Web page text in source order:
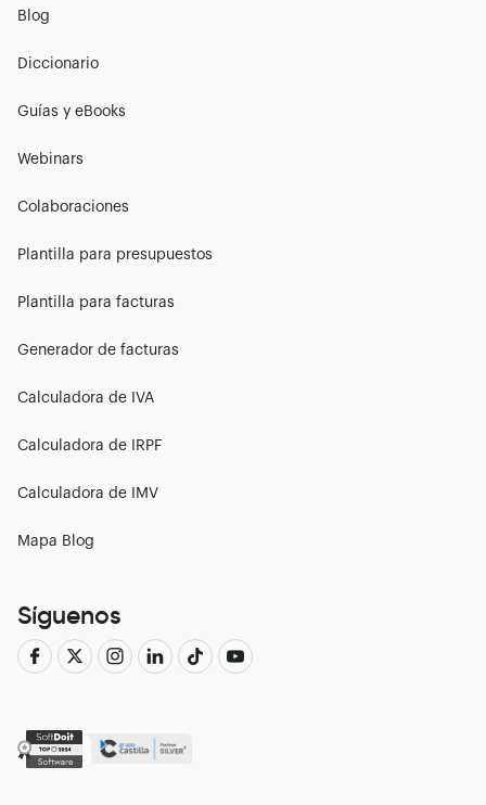
Blog
Diccionario
Guías y eBooks
Webinars
Colaboraciones
Plantilla para presupuestos
Plantilla para facturas
Generador de facturas
Calculadora de IVA
Calculadora de IRPF
Calculadora de IMV
Mapa Blog
Síguenos